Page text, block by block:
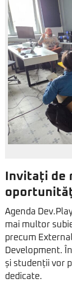
Invitați de
Agenda
mai multor
precum
Development.
și studenții vor
dedicate.